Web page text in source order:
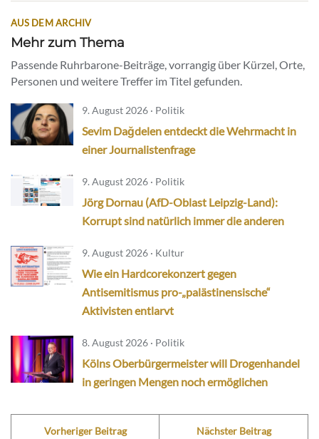
AUS DEM ARCHIV
Mehr zum Thema
Passende Ruhrbarone-Beiträge, vorrangig über Kürzel, Orte,
Personen und weitere Treffer im Titel gefunden.
9. August 2026 · Politik
Sevim Dağdelen entdeckt die Wehrmacht in
einer Journalistenfrage
9. August 2026 · Politik
Jörg Dornau (AfD-Oblast Leipzig-Land):
Korrupt sind natürlich immer die anderen
9. August 2026 · Kultur
Wie ein Hardcorekonzert gegen
Antisemitismus pro-„palästinensische“
Aktivisten entlarvt
8. August 2026 · Politik
Kölns Oberbürgermeister will Drogenhandel
in geringen Mengen noch ermöglichen
Vorheriger Beitrag Nächster Beitrag